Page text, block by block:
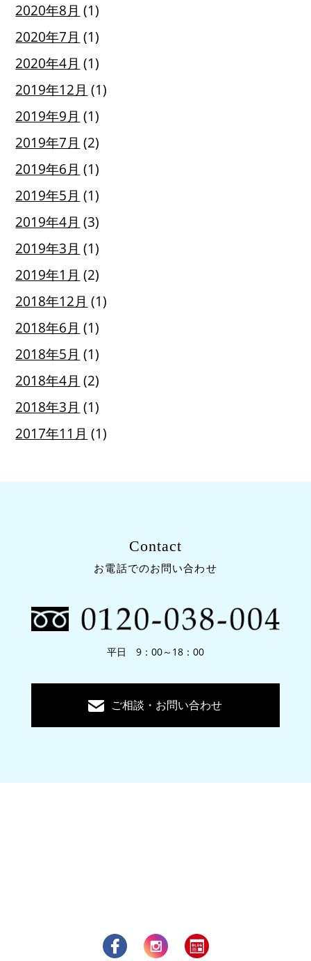
2020年8月 (1)
2020年7月 (1)
2020年4月 (1)
2019年12月 (1)
2019年9月 (1)
2019年7月 (2)
2019年6月 (1)
2019年5月 (1)
2019年4月 (3)
2019年3月 (1)
2019年1月 (2)
2018年12月 (1)
2018年6月 (1)
2018年5月 (1)
2018年4月 (2)
2018年3月 (1)
2017年11月 (1)
Contact
お電話でのお問い合わせ
平日 9：00～18：00
ご相談・お問い合わせ